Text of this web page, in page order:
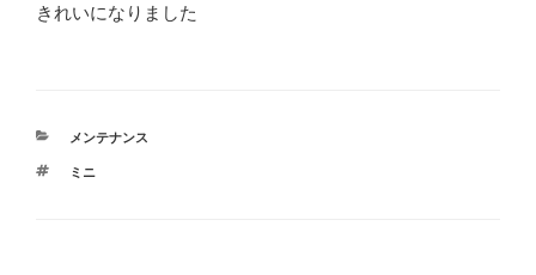
きれいになりました
カ
ゴ
メンテナンス
タ
ミニ